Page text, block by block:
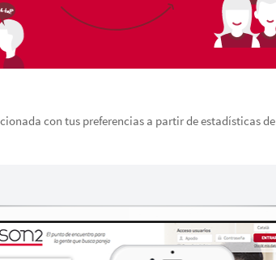
con tus preferencias a partir de estadísticas de